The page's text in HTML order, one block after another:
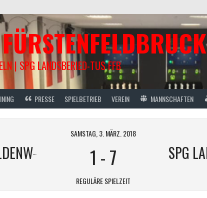
| SPG LANDSBERIED-TUS FFB
PRESSE SPIELBETRIEB VEREIN MANNSCHAFTEN
M1
SAMSTAG, 3. MÄRZ. 2018
1 -7
REGULÄRE SPIELZEIT